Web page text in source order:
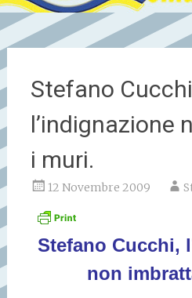
Stefano
l’indignazione
i muri.
12 Novembre 2009
Stefano Cucchi,
non